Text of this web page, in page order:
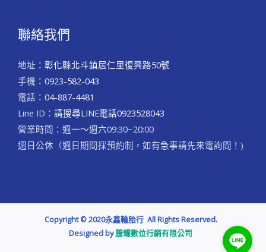
聯絡我們
地址： 彰化縣北斗鎮居仁里復興路50號
手機： 0923-582-043
電話： 04-887-4481
Line ID： 請搜尋LINE電話0923528043
營業時間：週一～週六09:30~20:00
​週日公休（週日期間採預約制，如有急事請先來電詢問！)
Copyright © 2020永鑫輪胎行 All Rights Reserved.
Designed by​騰耀數位行銷有限公司